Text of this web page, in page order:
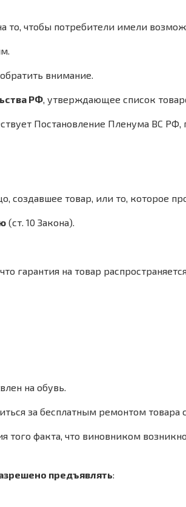
то, чтобы потребители имели
внимание.
РФ , утверждающее список
Постановление Пленума ВС
создавшее товар, или то, которое
(ст. 10 Закона).
гарантия на товар
на обувь.
за бесплатным ремонтом товара
того факта, что виновником
предъявлять: